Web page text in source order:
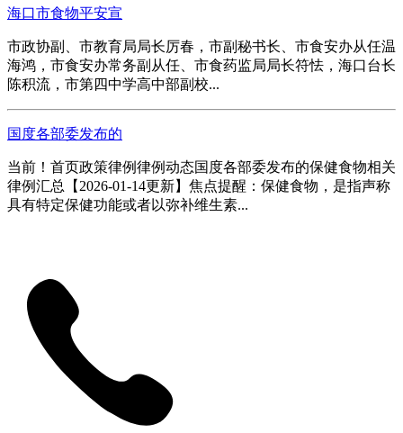
海口市食物平安宣
市政协副、市教育局局长厉春，市副秘书长、市食安办从任温
海鸿，市食安办常务副从任、市食药监局局长符怯，海口台长
陈积流，市第四中学高中部副校...
国度各部委发布的
当前！首页政策律例律例动态国度各部委发布的保健食物相关
律例汇总【2026-01-14更新】焦点提醒：保健食物，是指声称
具有特定保健功能或者以弥补维生素...